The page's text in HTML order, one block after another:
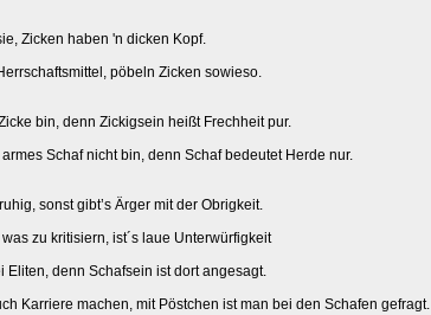
Zicken haben 'n dicken Kopf.
pöbeln Zicken sowieso.
bin, denn Zickigsein heißt Frechheit pur.
Schaf nicht bin, denn Schaf bedeutet Herde nur.
sonst gibt’s Ärger mit der Obrigkeit.
zu kritisiern, ist´s laue Unterwürfigkeit
Eliten, denn Schafsein ist dort angesagt.
Karriere machen, mit Pöstchen ist man bei den Schafen gefragt.